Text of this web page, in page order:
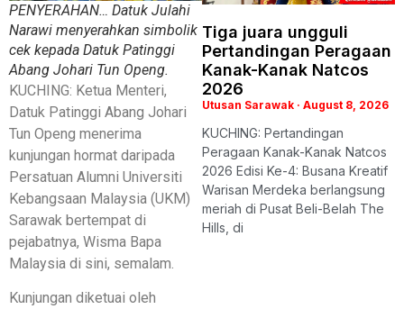
PENYERAHAN… Datuk Julahi
Narawi menyerahkan simbolik
cek kepada Datuk Patinggi
Abang Johari Tun Openg.
KUCHING: Ketua Menteri,
Datuk Patinggi Abang Johari
Tun Openg menerima
kunjungan hormat daripada
Persatuan Alumni Universiti
Kebangsaan Malaysia (UKM)
Sarawak bertempat di
pejabatnya, Wisma Bapa
Malaysia di sini, semalam.
Kunjungan diketuai oleh
Tiga juara ungguli
Pertandingan Peragaan
Kanak-Kanak Natcos
2026
Utusan Sarawak August 8, 2026
KUCHING: Pertandingan
Peragaan Kanak-Kanak Natcos
2026 Edisi Ke-4: Busana Kreatif
Warisan Merdeka berlangsung
meriah di Pusat Beli-Belah The
Hills, di